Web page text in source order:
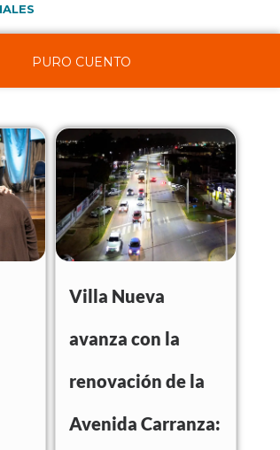
PURO CUENTO
Villa Nueva
avanza con la
renovación de la
Avenida Carranza: